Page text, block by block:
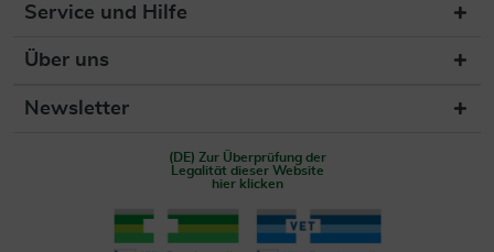
Service und Hilfe
Über uns
Newsletter
(DE) Zur Überprüfung der
Legalität dieser Website
hier klicken